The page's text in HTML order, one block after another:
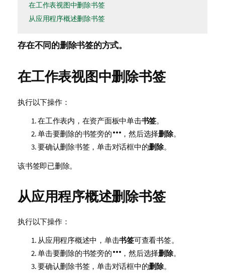
在工作表视图中删除书签
从应用程序概述删除书签
存在不同的删除书签的方式。
在工作表视图中删除书签
执行以下操作：
在工作表内，在资产面板中单击书签。
单击要删除的书签旁的
，然后选择删除。
要确认删除书签，单击对话框中的删除。
该书签即已删除。
从应用程序概述删除书签
执行以下操作：
从应用程序概述中，单击书签可查看书签。
单击要删除的书签旁的
，然后选择删除。
要确认删除书签，单击对话框中的删除。